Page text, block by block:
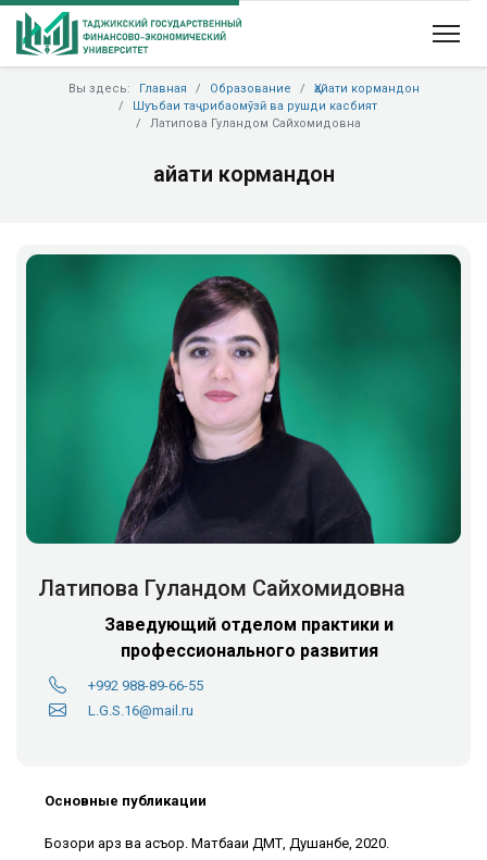
Вы здесь: Главная Образование
Ҳайати кормандон
Шуъбаи таҷрибаомӯзӣ ва рушди касбият
Латипова Гуландом Сайхомидовна
Ҳайати кормандон
Латипова Гуландом Сайхомидовна
Заведующий отделом практики и
профессионального развития
+992 988-89-66-55
L.G.S.16@mail.ru
Основные публикации
Бозори қарз ва асъор. Матбааи ДМТ, Душанбе, 2020.